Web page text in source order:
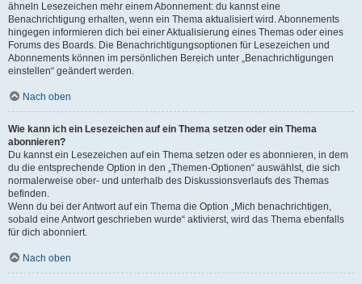
ähneln Lesezeichen mehr einem Abonnement: du kannst eine
Benachrichtigung erhalten, wenn ein Thema aktualisiert wird. Abonnements
hingegen informieren dich bei einer Aktualisierung eines Themas oder eines
Forums des Boards. Die Benachrichtigungsoptionen für Lesezeichen und
Abonnements können im persönlichen Bereich unter „Benachrichtigungen
einstellen“ geändert werden.
Nach oben
Wie kann ich ein Lesezeichen auf ein Thema setzen oder ein Thema
abonnieren?
Du kannst ein Lesezeichen auf ein Thema setzen oder es abonnieren, in dem
du die entsprechende Option in den „Themen-Optionen“ auswählst, die sich
normalerweise ober- und unterhalb des Diskussionsverlaufs des Themas
befinden.
Wenn du bei der Antwort auf ein Thema die Option „Mich benachrichtigen,
sobald eine Antwort geschrieben wurde“ aktivierst, wird das Thema ebenfalls
für dich abonniert.
Nach oben